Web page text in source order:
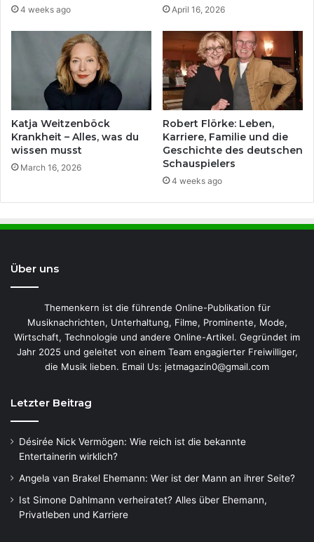
4 weeks ago April 16, 2026
Katja Weitzenböck
Krankheit – Alles, was du
wissen musst
March 16, 2026
Robert Flörke: Leben,
Karriere, Familie und die
Geschichte des deutschen
Schauspielers
4 weeks ago
Über uns
Themenkern ist die führende Online-Publikation für
Musiknachrichten, Unterhaltung, Filme, Prominente, Mode,
Wirtschaft, Technologie und andere Online-Artikel. Gegründet im
Jahr 2025 und geleitet von einem Team engagierter Freiwilliger,
die Musik lieben. Email Us: jetmagazin0@gmail.com
Letzter Beitrag
Désirée Nick Vermögen: Wie reich ist die bekannte
Entertainerin wirklich?
Angela van Brakel Ehemann: Wer ist der Mann an ihrer Seite?
Ist Simone Dahlmann verheiratet? Alles über Ehemann,
Privatleben und Karriere